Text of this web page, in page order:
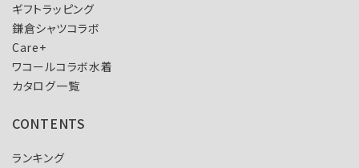
ギフトラッピング
鎌倉シャツコラボ
Care+
ワコールコラボ水着
カタログ一覧
CONTENTS
ランキング